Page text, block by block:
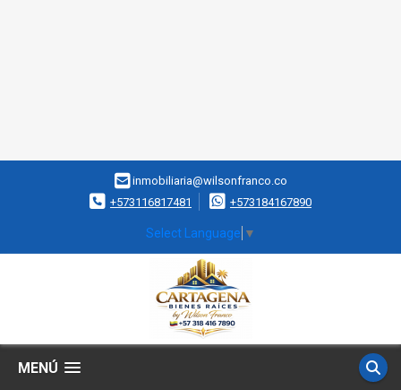
inmobiliaria@wilsonfranco.co
+573116817481
+573184167890
Select Language ▼
MENÚ